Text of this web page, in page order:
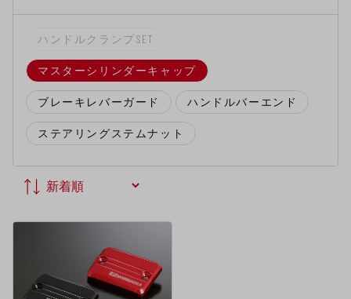
ハンドルクランプSET
マスターシリンダーキャップ
ブレーキレバーガード ハンドルバーエンド
ステアリングステムナット